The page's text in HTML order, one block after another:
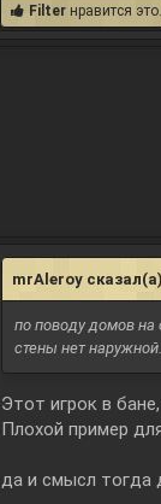
Filter нравится это.
mrAleroy
по поводу домов на
стены нет наружной.
Этот игрок в
Плохой пример
да и смысл тогда